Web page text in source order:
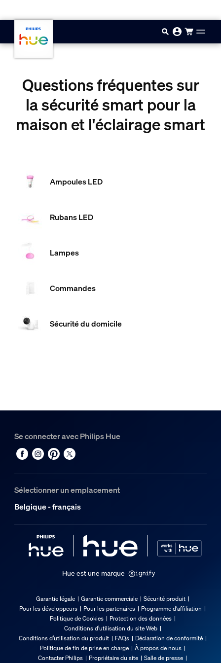
Questions fréquentes sur
la sécurité smart pour la
maison et l'éclairage smart
Ampoules LED
Rubans LED
Lampes
Commandes
Sécurité du domicile
Se connecter avec Philips Hue
Sélectionner un emplacement
Belgique - français
Hue est une marque
Garantie légale Garantie commerciale
Sécurité produit
Pour les développeurs
Pour les partenaires
Programme d'affiliation
Politique de Cookies
Protection des données
Conditions d’utilisation du site Web
Conditions d’utilisation du produit
FAQs
Déclaration de conformité
Politique de fin de prise en charge
À propos de nous
Contacter Philips
Propriétaire du site Salle de presse